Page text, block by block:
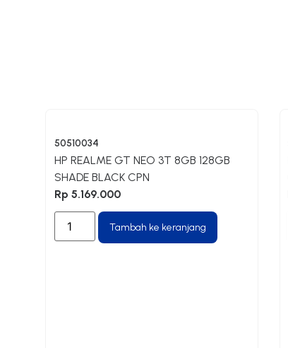
50510034
HP REALME GT NEO 3T 8GB 128GB
SHADE BLACK CPN
Rp 5.169.000
Tambah ke keranjang